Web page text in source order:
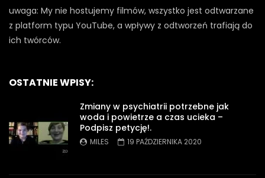
uwaga: My nie hostujemy filmów, wszystko jest odtwarzane
z platform typu YouTube, a wpływy z odtworzeń trafiają do
ich twórców.
OSTATNIE WPISY:
Zmiany w psychiatrii potrzebne jak
woda i powietrze a czas ucieka –
Podpisz petycję!.
MILES 19 PAŹDZIERNIKA 2020